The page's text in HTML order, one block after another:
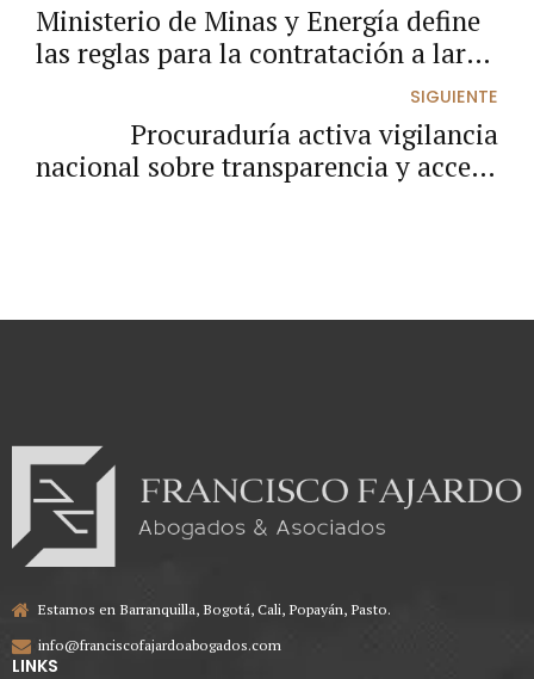
Ministerio de Minas y Energía define
las reglas para la contratación a largo
Colombia
SIGUIENTE
Procuraduría activa vigilancia
nacional sobre transparencia y acceso
Estamos en Barranquilla, Bogotá, Cali, Popayán, Pasto.
info@franciscofajardoabogados.com
LINKS